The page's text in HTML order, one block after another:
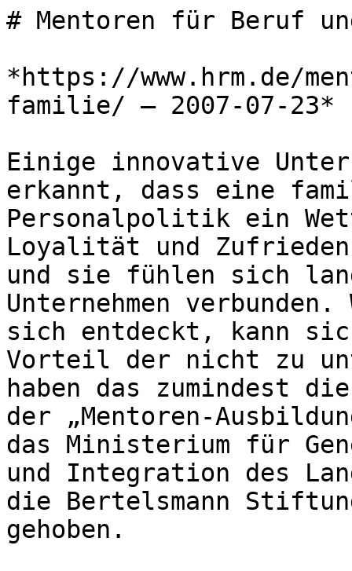
# Mentoren für Beruf
*https://www.hrm.de/
familie/ — 2007-07-23*
Einige innovative
erkannt, dass eine
Personalpolitik ein
Loyalität und
und sie fühlen sich
Unternehmen
sich entdeckt, kann
Vorteil der nicht zu
haben das zumindest
der „Mentoren-
das Ministerium für
und Integration des
die Bertelsmann
gehoben.